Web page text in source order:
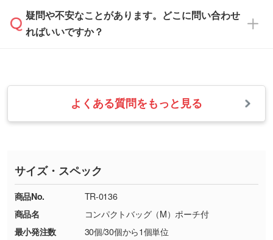
・フルカラーデータを1色に変換してほしい
・1色印刷でグラデーションや濃淡を表現した
い
す。→詳しく見る
・コーポレートカラーを使って印刷したい／印
刷色にこだわりがある
DIC・PANTONEなどのカラーチップの指定や、
本体色がナチュラルなど淡色の場合、印刷をく
っきりと目立たせたいときは濃い印刷色が、柔
らかい雰囲気にしたいときは淡い印刷色が映え
また、お選びいただいた印刷色が本体色に合わ
ない場合や仕上がりに影響しそうな場合は、ス
タッフから別の色をご案内することもございま
速やかに対応いたします。
お手数をお掛けいたしますが、至急担当スタッ
フまでご連絡ください。商品の状況を確認し、
・お届け時に商品が損傷・故障している場合
・ご注文と異なる商品が届いた場合
・印刷不良があった場合
※詳しくは「商品の良品基準について
ください。
【返品・交換ができない場合】
・お客様の元で商品を加工された場合、または
疑問や不安なことがあります。どこに問い合わせ
ればいいですか？
業日以内に担当スタッフよりメールにてご連絡
いたします。
お急ぎの場合はお電話でのご質問も受け付けて
TEL：0422-29-9911 営業時間10:00～
18:00(土日祝日除く)
お問い合わせフォームはこちら
よくある質問をもっと見る
サイズ・スペック
商品No.
TR-0136
商品名
コンパクトバッグ（M）ポーチ付
最小発注数
30個/30個から1個単位